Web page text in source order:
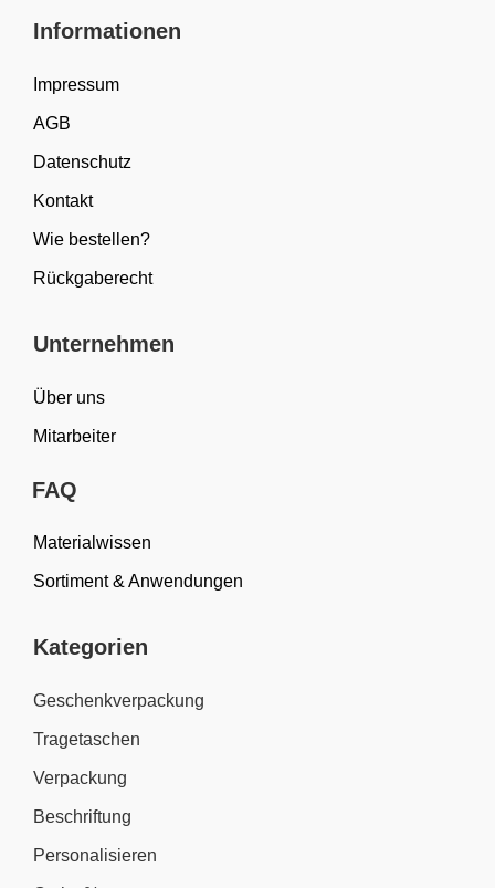
Informationen
Impressum
AGB
Datenschutz
Kontakt
Wie bestellen?
Rückgaberecht
Unternehmen
Über uns
Mitarbeiter
FAQ
Materialwissen
Sortiment & Anwendungen
Kategorien
Geschenkverpackung
Tragetaschen
Verpackung
Beschriftung
Personalisieren